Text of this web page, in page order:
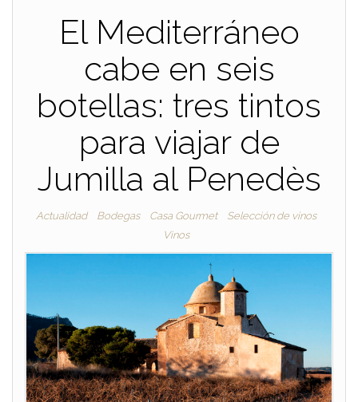
El Mediterráneo
cabe en seis
botellas: tres tintos
para viajar de
Jumilla al Penedès
Actualidad Bodegas Casa Gourmet
Selección de vinos
Vinos